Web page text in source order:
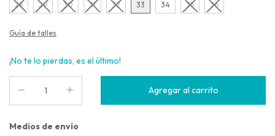
28 29 30 31 32 33 34 35 36
Guía de talles
¡No te lo pierdas, es el último!
Entregas para el CP:
Medios de envío